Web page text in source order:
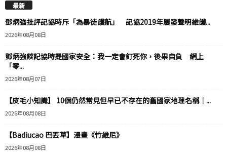
最新
鄧炳強批評記協時斥「為暴徒護航」 記協2019年屢發聲明維護...
2026年08月08日
鄧炳強談記協時提國家安全：我一定會釘死你，後果自負 網上
「零...
2026年08月07日
【皮毛小知識】 10個仍然常見但早已不存在的舊國家地理名稱｜...
2026年08月08日
【Badiucao 巴丟草】漫畫《竹維尼》
2026年08月08日